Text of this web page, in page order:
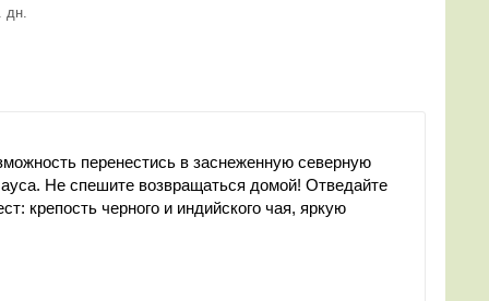
дн.
перенестись в заснеженную северную
Не спешите возвращаться домой! Отведайте
крепость черного и индийского чая, яркую